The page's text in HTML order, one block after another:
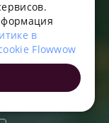
машин и
«ФЛАУВАУ»
округ
2/3.
FRENCH
TURKISH
POLISH
в
Flowwow